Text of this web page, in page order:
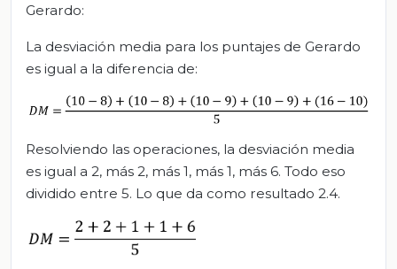
Gerardo:
La desviación media para los puntajes de Gerardo
es igual a la diferencia de:
Resolviendo las operaciones, la desviación media
es igual a 2, más 2, más 1, más 1, más 6. Todo eso
dividido entre 5. Lo que da como resultado 2.4.